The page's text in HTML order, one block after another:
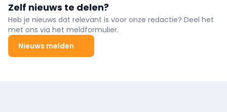
Zelf nieuws te delen?
Heb je nieuws dat relevant is voor onze redactie? Deel het
met ons via het meldformulier.
Nieuws melden